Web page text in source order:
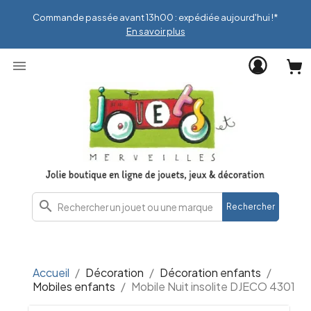
Commande passée avant 13h00 : expédiée aujourd'hui !*
En savoir plus

search Rechercher
Accueil Décoration
Décoration enfants
Mobiles enfants
Mobile Nuit insolite DJECO 4301